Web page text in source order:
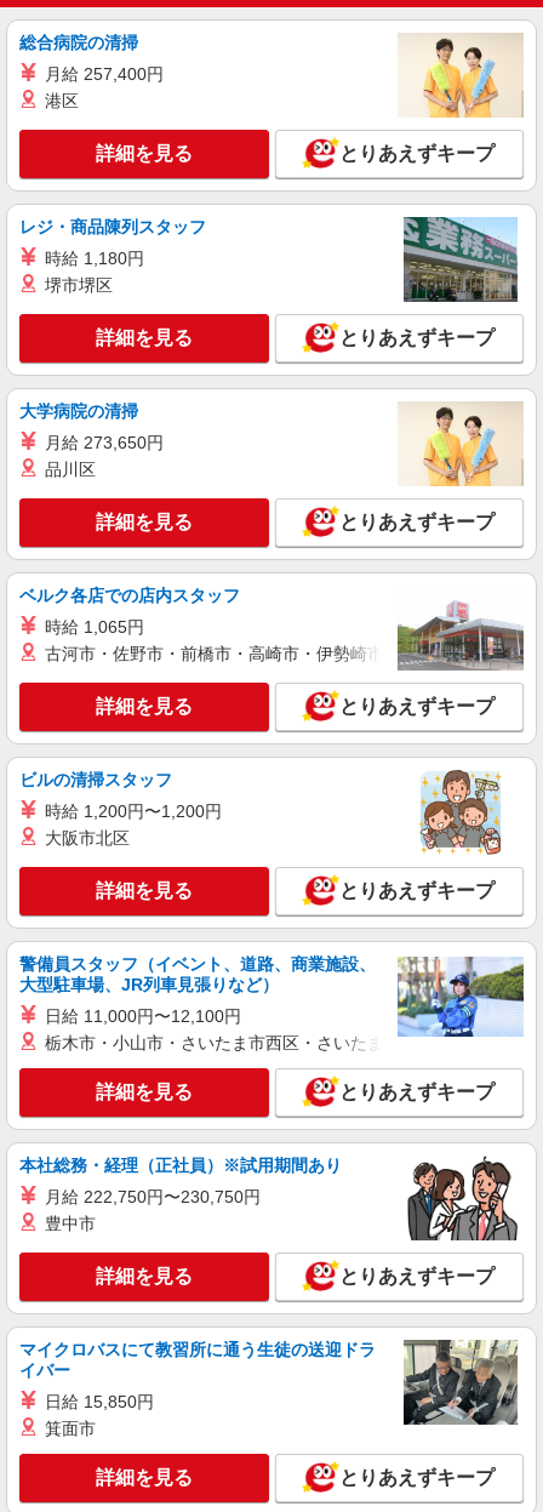
総合病院の清掃
月給 257,400円
港区
詳細を見る とりあえずキープ
レジ・商品陳列スタッフ
時給 1,180円
堺市堺区
詳細を見る とりあえずキープ
大学病院の清掃
月給 273,650円
品川区
詳細を見る とりあえずキープ
ベルク各店での店内スタッフ
時給 1,065円
古河市・佐野市・前橋市・高崎市・伊勢崎市・太田市・館林市
詳細を見る とりあえずキープ
ビルの清掃スタッフ
時給 1,200円〜1,200円
大阪市北区
詳細を見る とりあえずキープ
警備員スタッフ（イベント、道路、商業施設、
大型駐車場、JR列車見張りなど）
日給 11,000円〜12,100円
栃木市・小山市・さいたま市西区・さいたま市岩槻区・久喜市・
詳細を見る とりあえずキープ
本社総務・経理（正社員）※試用期間あり
月給 222,750円〜230,750円
豊中市
詳細を見る とりあえずキープ
マイクロバスにて教習所に通う生徒の送迎ドラ
イバー
日給 15,850円
箕面市
詳細を見る とりあえずキープ